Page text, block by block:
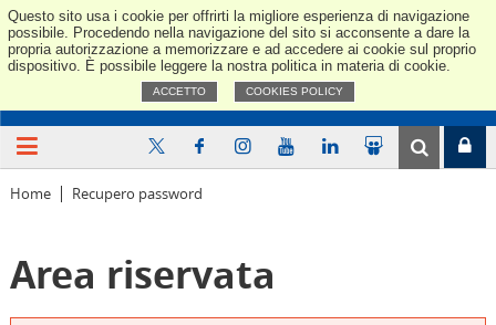
Questo sito usa i cookie per offrirti la migliore esperienza di navigazione
possibile. Procedendo nella navigazione del sito si acconsente a dare la
propria autorizzazione a memorizzare e ad accedere ai cookie sul proprio
dispositivo. È possibile leggere la nostra politica in materia di cookie.
ACCETTO COOKIES POLICY
Home Recupero password
Area riservata